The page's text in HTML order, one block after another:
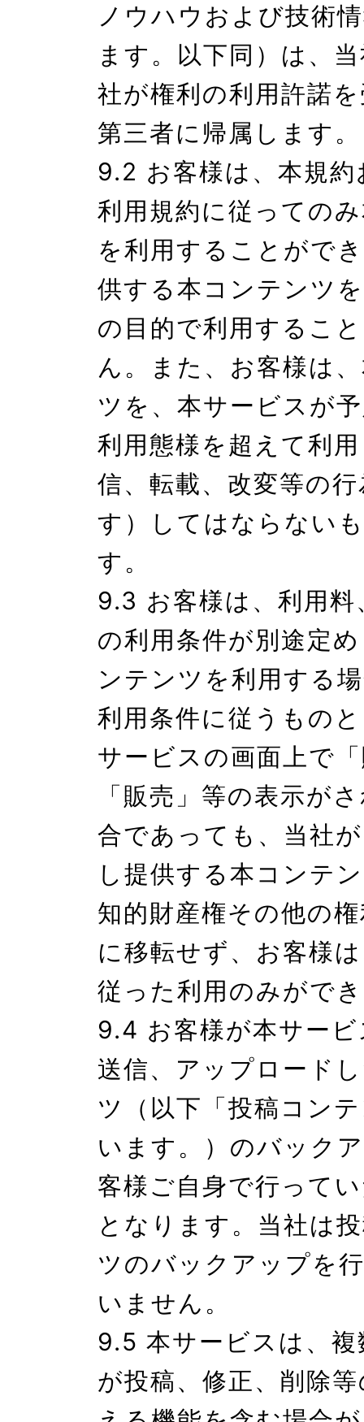
ノウハウおよび技術
ます。以下同）は、
社が権利の利用許諾
第三者に帰属します。
9.2 お客様は、本規
利用規約に従っての
を利用することがで
供する本コンテンツ
の目的で利用するこ
ん。また、お客様は
ツを、本サービスが
利用態様を超えて利
信、転載、改変等の
す）してはならない
す。
9.3 お客様は、利用料
の利用条件が別途定
ンテンツを利用する
利用条件に従うもの
サービスの画面上で
「販売」等の表示が
合であっても、当社
し提供する本コンテ
知的財産権その他の
に移転せず、お客様
従った利用のみがで
9.4 お客様が本サー
送信、アップロード
ツ（以下「投稿コン
います。）のバック
客様ご自身で行って
となります。当社は
ツのバックアップを
いません。
9.5 本サービスは、
が投稿、修正、削除